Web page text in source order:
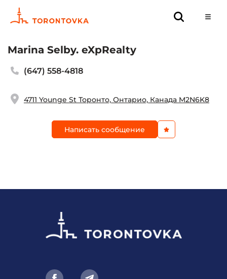
Marina Selby. eXpRealty
(647) 558-4818
4711 Younge St Торонто, Онтарио, Канада M2N6K8
Написать сообщение